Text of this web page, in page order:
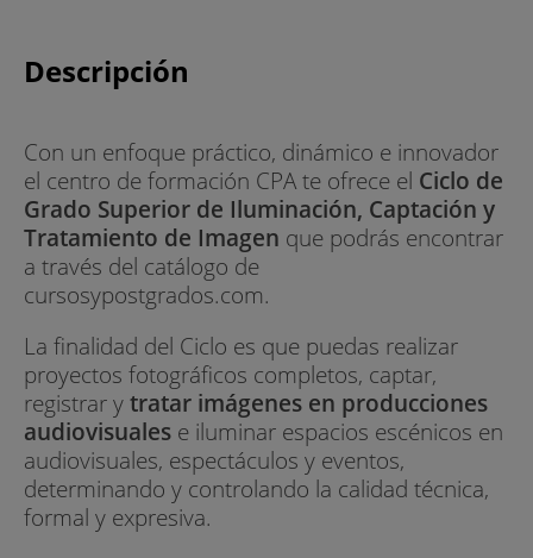
Descripción
Con un enfoque práctico, dinámico e innovador
el centro de formación CPA te ofrece el Ciclo de
Grado Superior de Iluminación, Captación y
Tratamiento de Imagen que podrás encontrar
a través del catálogo de
cursosypostgrados.com.
La finalidad del Ciclo es que puedas realizar
proyectos fotográficos completos, captar,
registrar ytratar imágenes en producciones
audiovisuales e iluminar espacios escénicos en
audiovisuales, espectáculos y eventos,
determinando y controlando la calidad técnica,
formal y expresiva.